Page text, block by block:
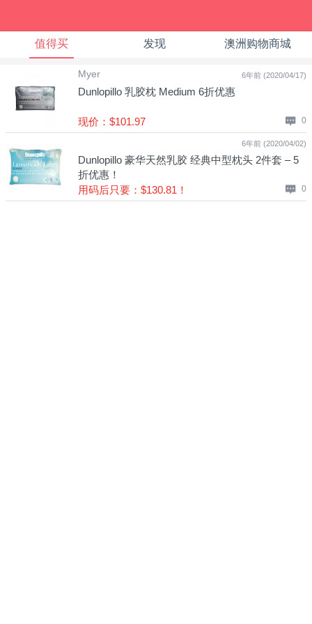
值得买 发现 澳洲购物商城
6年前 (2020/04/17)
Myer
Dunlopillo 乳胶枕 Medium 6折优惠
现价：$101.97 0
6年前 (2020/04/02)
Dunlopillo 豪华天然乳胶 经典中型枕头 2件套 – 5
折优惠！
用码后只要：$130.81！
0